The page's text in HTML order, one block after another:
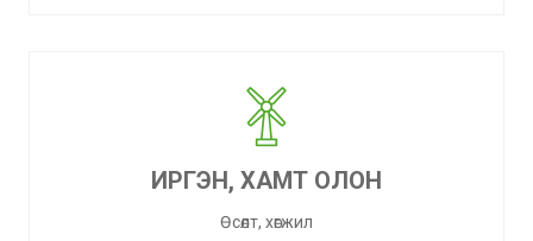
ИРГЭН, ХАМТ ОЛОН
Өсөлт, хөгжил